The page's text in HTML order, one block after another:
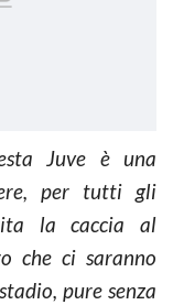
Juve è una
per tutti gli
la caccia al
che ci saranno
pure senza